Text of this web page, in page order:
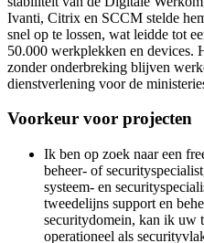
Ivanti, Citrix en SCCM stelde
snel op te lossen, wat leidde tot
50.000 werkplekken en devices.
zonder onderbreking blijven
dienstverlening voor de
Voorkeur voor projecten
Ik ben op zoek naar een
beheer- of
systeem- en
tweedelijns support en
securitydomein, kan ik uw
operationeel als